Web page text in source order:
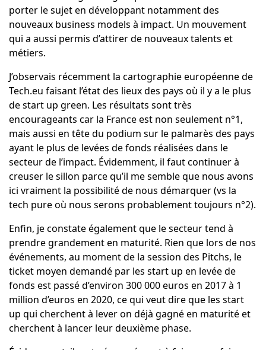
porter le sujet en développant notamment des
nouveaux business models à impact. Un mouvement
qui a aussi permis d’attirer de nouveaux talents et
métiers.
J’observais récemment la cartographie européenne de
Tech.eu faisant l’état des lieux des pays où il y a le plus
de start up green. Les résultats sont très
encourageants car la France est non seulement n°1,
mais aussi en tête du podium sur le palmarès des pays
ayant le plus de levées de fonds réalisées dans le
secteur de l’impact. Évidemment, il faut continuer à
creuser le sillon parce qu’il me semble que nous avons
ici vraiment la possibilité de nous démarquer (vs la
tech pure où nous serons probablement toujours n°2).
Enfin, je constate également que le secteur tend à
prendre grandement en maturité. Rien que lors de nos
événements, au moment de la session des Pitchs, le
ticket moyen demandé par les start up en levée de
fonds est passé d’environ 300 000 euros en 2017 à 1
million d’euros en 2020, ce qui veut dire que les start
up qui cherchent à lever on déjà gagné en maturité et
cherchent à lancer leur deuxième phase.